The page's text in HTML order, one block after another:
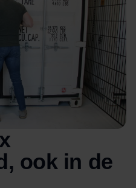
ook in de